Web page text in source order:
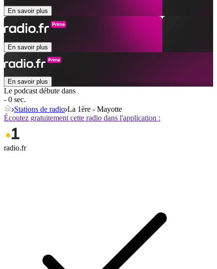
En savoir plus
En savoir plus
En savoir plus
Le podcast débute dans
- 0 sec.
Stations de radio La 1ère - Mayotte
Écoutez gratuitement cette radio dans l'application :
radio.fr